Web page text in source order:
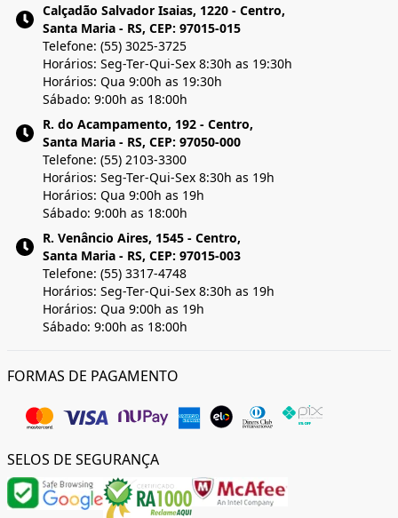
Calçadão Salvador Isaias, 1220 - Centro,
Santa Maria - RS, CEP: 97015-015
Telefone: (55) 3025-3725
Horários: Seg-Ter-Qui-Sex 8:30h as 19:30h
Horários: Qua 9:00h as 19:30h
Sábado: 9:00h as 18:00h
R. do Acampamento, 192 - Centro,
Santa Maria - RS, CEP: 97050-000
Telefone: (55) 2103-3300
Horários: Seg-Ter-Qui-Sex 8:30h as 19h
Horários: Qua 9:00h as 19h
Sábado: 9:00h as 18:00h
R. Venâncio Aires, 1545 - Centro,
Santa Maria - RS, CEP: 97015-003
Telefone: (55) 3317-4748
Horários: Seg-Ter-Qui-Sex 8:30h as 19h
Horários: Qua 9:00h as 19h
Sábado: 9:00h as 18:00h
FORMAS DE PAGAMENTO
SELOS DE SEGURANÇA